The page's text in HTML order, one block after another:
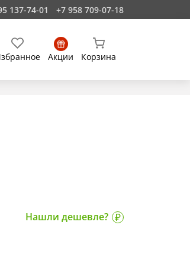
137-74-01 +7 958 709-07-18
Акции Корзина
Нашли дешевле?